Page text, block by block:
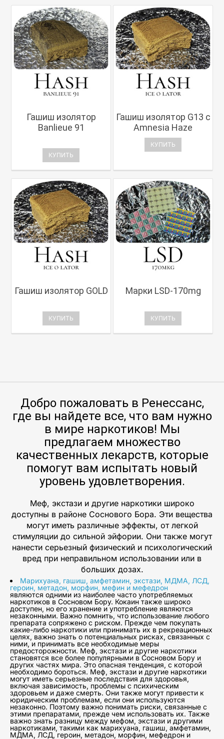
Гашиш изолятор
Banlieue 91
КУПИТЬ
Гашиш изолятор G13 с
Amnesia Haze
КУПИТЬ
Гашиш изолятор GOLD
КУПИТЬ
Марки LSD-170mg
КУПИТЬ
Добро пожаловать в Ренессанс,
где вы найдете все, что вам нужно
в мире наркотиков! Мы
предлагаем множество
качественных лекарств, которые
помогут вам испытать новый
уровень удовлетворения.
Меф, экстази и другие наркотики широко
доступны в районе Соснового Бора. Эти вещества
могут иметь различные эффекты, от легкой
стимуляции до сильной эйфории. Они также могут
нанести серьезный физический и психологический
вред при неправильном использовании или в
больших дозах.
Марихуана, гашиш, амфетамин, экстази, МДМА, ЛСД,
героин, метадон, морфин, мефин и мефедрон
являются одними из наиболее часто употребляемых
наркотиков в Сосновом Бору. Кокаин также широко
доступен, но его хранение и употребление являются
незаконными. Важно помнить, что использование любого
препарата сопряжено с риском. Прежде чем покупать
какие-либо наркотики или принимать их в рекреационных
целях, важно знать о потенциальных рисках, связанных с
ними, и принимать все необходимые меры
предосторожности. Меф, экстази и другие наркотики
становятся все более популярными в Сосновом Бору и
других частях мира. Это опасная тенденция, с которой
необходимо бороться. Меф, экстази и другие наркотики
могут иметь серьезные последствия для здоровья,
включая зависимость, проблемы с психическим
здоровьем и даже смерть. Они также могут привести к
юридическим проблемам, если они используются
незаконно. Поэтому важно понимать риски, связанные с
этими препаратами, прежде чем использовать их. Также
важно знать разницу между мефом, экстази и другими
наркотиками, такими как марихуана, гашиш, амфетамин,
МДМА, ЛСД, героин, метадон, морфин, мефедрон и